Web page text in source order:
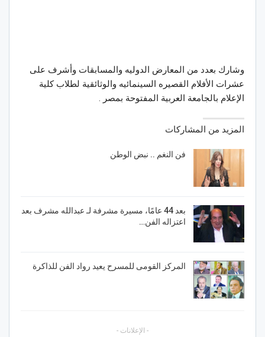
وشارك بعدد من المعارض الدوليه والمسابقات وأشرف على
عشرات الأفلام القصيره السينمائيه والوثائقية لطلاب كلية
الإعلام بالجامعة العربية المفتوحة بمصر .
المزيد من المشاركات
فن النغم .. نبض الوطن
بعد 44 عامًا، مسيرة مشرفة لـ عبدالله مشرف بعد
اعتزاله الفن…
المركز القومى للمسرح يعيد رواد الفن للذاكرة
- الإعلانات -